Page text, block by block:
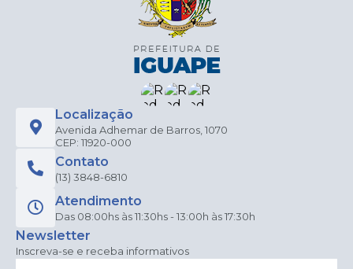
Localização
Avenida Adhemar de Barros, 1070
CEP: 11920-000
Contato
(13) 3848-6810
Atendimento
Das 08:00hs às 11:30hs - 13:00h às 17:30h
Newsletter
Inscreva-se e receba informativos